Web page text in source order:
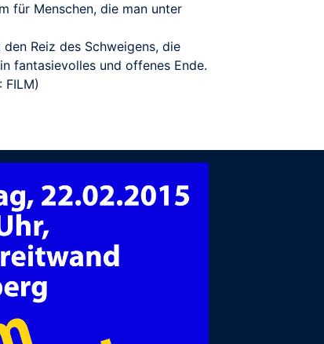
für Menschen, die man unter
Reiz des Schweigens, die
fantasievolles und offenes Ende.
FILM)